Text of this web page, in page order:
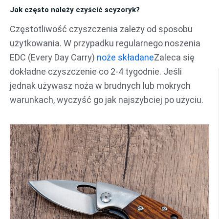
Jak często należy czyścić scyzoryk?
Częstotliwość czyszczenia zależy od sposobu
użytkowania. W przypadku regularnego noszenia
EDC (Every Day Carry) noże składaneZaleca się
dokładne czyszczenie co 2-4 tygodnie. Jeśli
jednak używasz noża w brudnych lub mokrych
warunkach, wyczyść go jak najszybciej po użyciu.